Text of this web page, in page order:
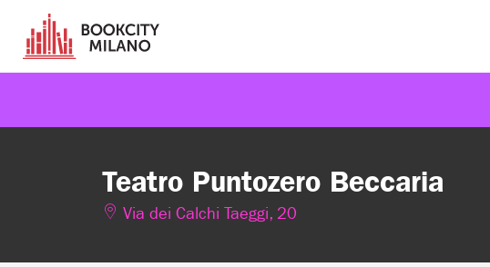
Teatro Puntozero Beccaria
Via dei Calchi Taeggi, 20